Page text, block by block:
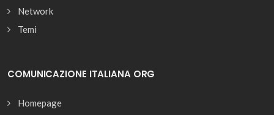
Network
Temi
COMUNICAZIONE ITALIANA ORG
Homepage